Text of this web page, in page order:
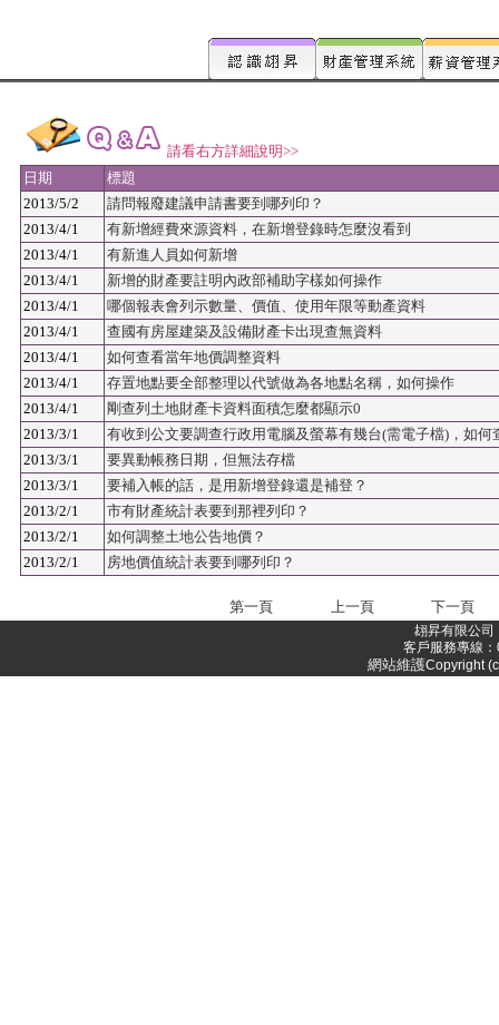
請看右方詳細說明>>
日期
標題
2013/5/2
請問報廢建議申請書要到哪列印？
2013/4/1
有新增經費來源資料，在新增登錄時怎麼沒看到
2013/4/1
有新進人員如何新增
2013/4/1
新增的財產要註明內政部補助字樣如何操作
2013/4/1
哪個報表會列示數量、價值、使用年限等動產資料
2013/4/1
查國有房屋建築及設備財產卡出現查無資料
2013/4/1
如何查看當年地價調整資料
2013/4/1
存置地點要全部整理以代號做為各地點名稱，如何操作
2013/4/1
剛查列土地財產卡資料面積怎麼都顯示0
2013/3/1
有收到公文要調查行政用電腦及螢幕有幾台(需電子檔)，如何
2013/3/1
要異動帳務日期，但無法存檔
2013/3/1
要補入帳的話，是用新增登錄還是補登？
2013/2/1
市有財產統計表要到那裡列印？
2013/2/1
如何調整土地公告地價？
2013/2/1
房地價值統計表要到哪列印？
第一頁 上一頁 下一頁
翃昇有限公
客戶服務專線
網站維護Copyright